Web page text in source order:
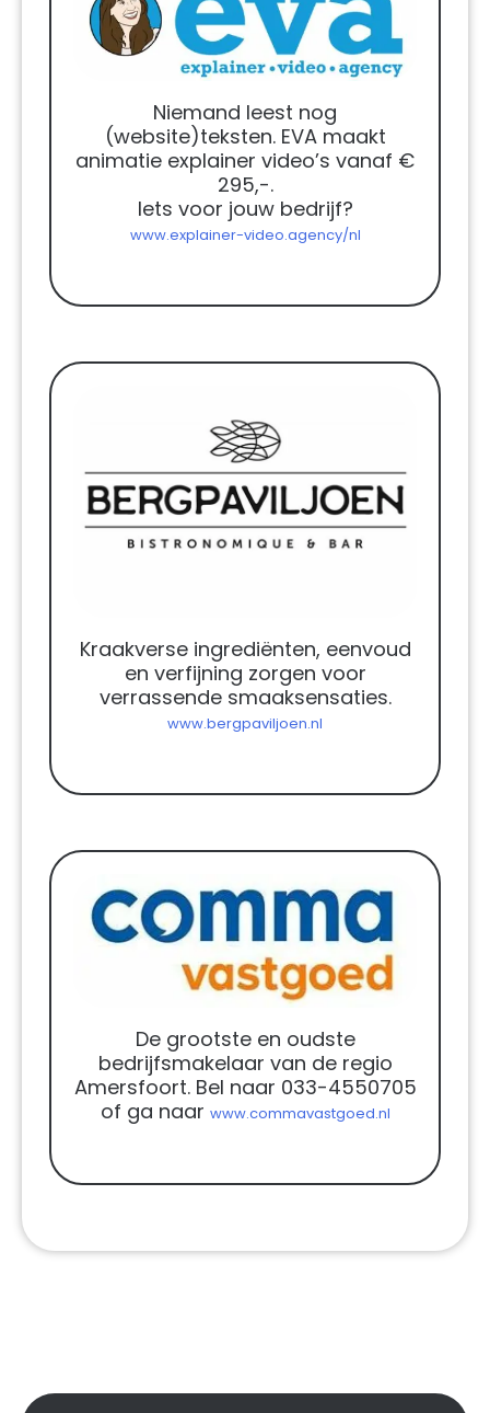
Niemand leest nog
(website)teksten. EVA maakt
animatie explainer video’s vanaf €
295,-.
Iets voor jouw bedrijf?
www.explainer-video.agency/nl
Kraakverse ingrediënten, eenvoud
en verfijning zorgen voor
verrassende smaaksensaties.
www.bergpaviljoen.nl
De grootste en oudste
bedrijfsmakelaar van de regio
Amersfoort. Bel naar 033-4550705
of ga naar www.commavastgoed.nl